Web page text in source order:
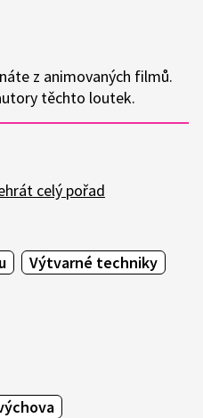
z animovaných filmů.
těchto loutek.
celý pořad
Výtvarné techniky